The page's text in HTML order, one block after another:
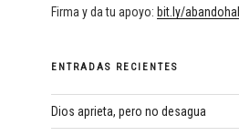
Firma y da tu apoyo: bit.ly/
ENTRADAS RECIENTES
Dios aprieta, pero no desagua